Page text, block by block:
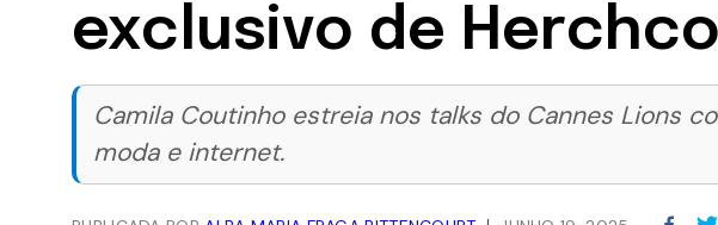
exclusivo de
Camila Coutinho estreia nos talks do Cannes Lions
moda e internet.